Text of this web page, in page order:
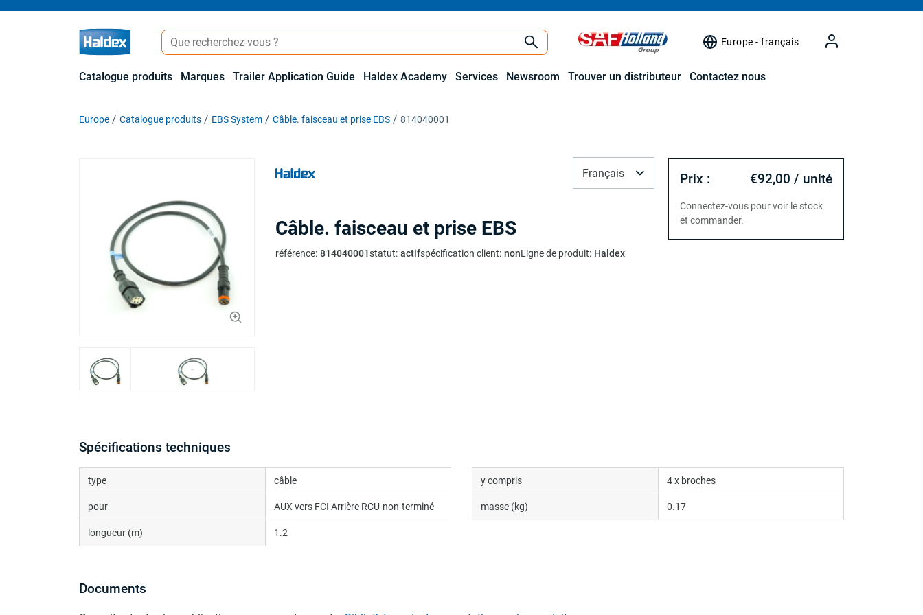
Europe - français
Catalogue produits Marques Trailer Application Guide Haldex Academy Services Newsroom Trouver un distributeur Contactez nous
Europe Catalogue produits EBS System Câble. faisceau et prise EBS 814040001
Câble. faisceau et prise EBS
référence: 814040001statut: actifspécification client: nonLigne de produit: Haldex
Français Prix : €92,00 / unité
Connectez-vous pour voir le stock
et commander.
Spécifications techniques
type câble
pour AUX vers FCI Arrière RCU-non-terminé
longueur (m) 1.2
y compris 4 x broches
masse (kg) 0.17
Documents